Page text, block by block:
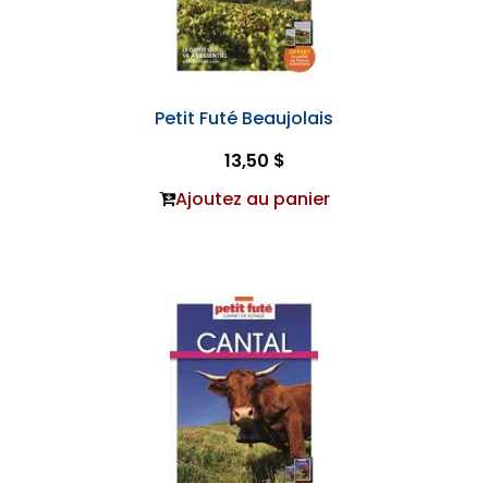
Petit Futé Beaujolais
13,50 $
Ajoutez au panier